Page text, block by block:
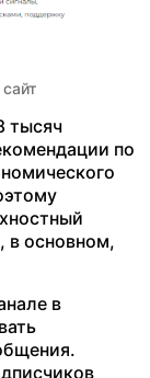
тысяч
по
в основном,
в